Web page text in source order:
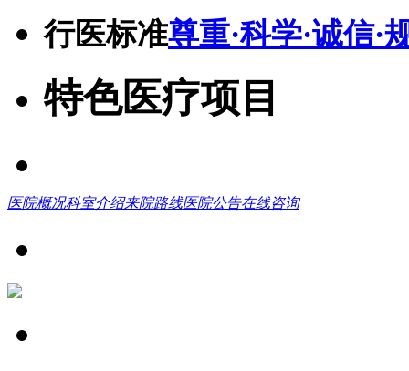
行医标准尊重·科学·诚信·
特色医疗项目
医院概况科室介绍来院路线医院公告在线咨询